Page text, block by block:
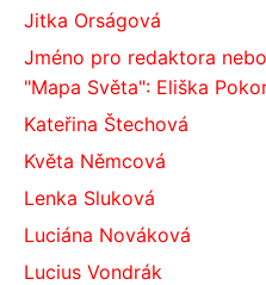
Jitka Orságová
Jméno pro redaktora
"Mapa Světa": Eliška
Kateřina Štechová
Květa Němcová
Lenka Sluková
Luciána Nováková
Lucius Vondrák